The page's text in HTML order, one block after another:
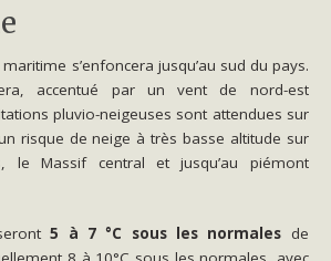
s’enfoncera jusqu’au sud du pays.
accentué par un vent de nord-est
pluvio-neigeuses sont attendues sur
risque de neige à très basse altitude sur
le Massif central et jusqu’au piémont
5 à 7 °C sous les normales de